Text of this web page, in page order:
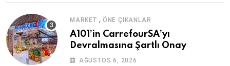
MARKET , ÖNE ÇIKANLAR
A101’in CarrefourSA’yı
Devralmasına Şartlı Onay
AĞUSTOS 6, 2026